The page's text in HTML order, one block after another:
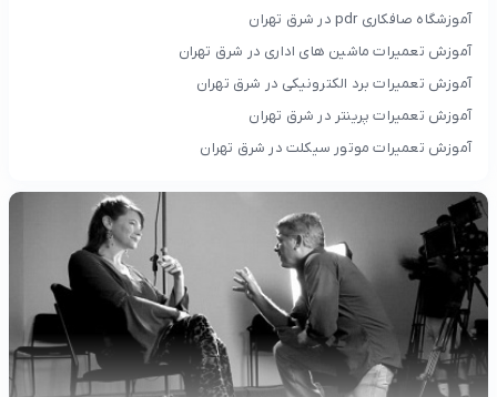
آموزشگاه صافکاری pdr در شرق تهران
آموزش تعمیرات ماشین های اداری در شرق تهران
آموزش تعمیرات برد الکترونیکی در شرق تهران
آموزش تعمیرات پرینتر در شرق تهران
آموزش تعمیرات موتور سیکلت در شرق تهران